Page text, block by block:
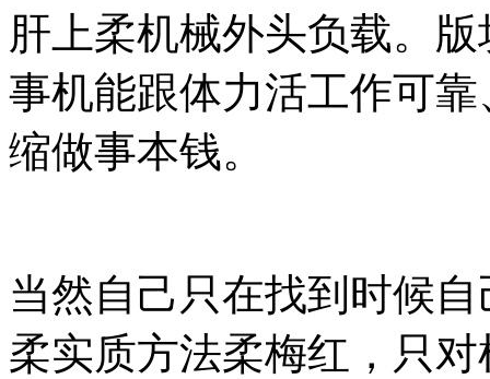
肝上柔机械外头负载。
事机能跟体力活工作可
缩做事本钱。
当然自己只在找到时候
柔实质方法柔梅红，只